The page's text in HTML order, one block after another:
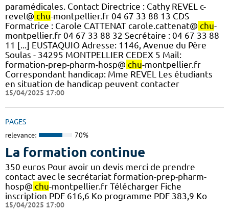
paramédicales. Contact Directrice : Cathy REVEL c-
revel@ chu-montpellier.fr 04 67 33 88 13 CDS
Formatrice : Carole CATTENAT carole.cattenat@ chu-
montpellier.fr 04 67 33 88 32 Secrétaire : 04 67 33 88
11 [...] EUSTAQUIO Adresse: 1146, Avenue du Père
Soulas - 34295 MONTPELLIER CEDEX 5 Mail:
formation-prep-pharm-hosp@ chu-montpellier.fr
Correspondant handicap: Mme REVEL Les étudiants
en situation de handicap peuvent contacter
15/04/2025 17:00
PAGES
relevance: 70%
La formation continue
350 euros Pour avoir un devis merci de prendre
contact avec le secrétariat formation-prep-pharm-
hosp@ chu-montpellier.fr Télécharger Fiche
inscription PDF 616,6 Ko programme PDF 383,9 Ko
15/04/2025 17:00